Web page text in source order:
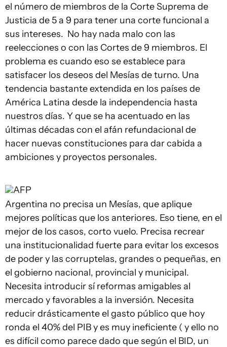
el número de miembros de la Corte Suprema de
Justicia de 5 a 9 para tener una corte funcional a
sus intereses. No hay nada malo con las
reelecciones o con las Cortes de 9 miembros. El
problema es cuando eso se establece para
satisfacer los deseos del Mesías de turno. Una
tendencia bastante extendida en los países de
América Latina desde la independencia hasta
nuestros días. Y que se ha acentuado en las
últimas décadas con el afán refundacional de
hacer nuevas constituciones para dar cabida a
ambiciones y proyectos personales.
AFP
Argentina no precisa un Mesías, que aplique
mejores políticas que los anteriores. Eso tiene, en el
mejor de los casos, corto vuelo. Precisa recrear
una institucionalidad fuerte para evitar los excesos
de poder y las corruptelas, grandes o pequeñas, en
el gobierno nacional, provincial y municipal.
Necesita introducir sí reformas amigables al
mercado y favorables a la inversión. Necesita
reducir drásticamente el gasto público que hoy
ronda el 40% del PIB y es muy ineficiente ( y ello no
es difícil como parece dado que según el BID, un